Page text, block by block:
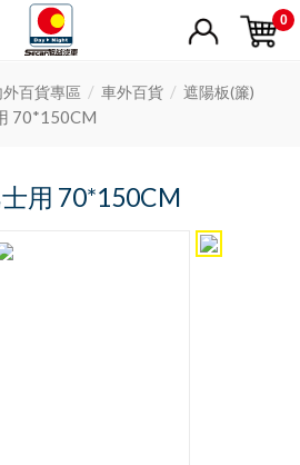
0
百貨專區 車外百貨 遮陽板(簾)
70*150CM
用 70*150CM